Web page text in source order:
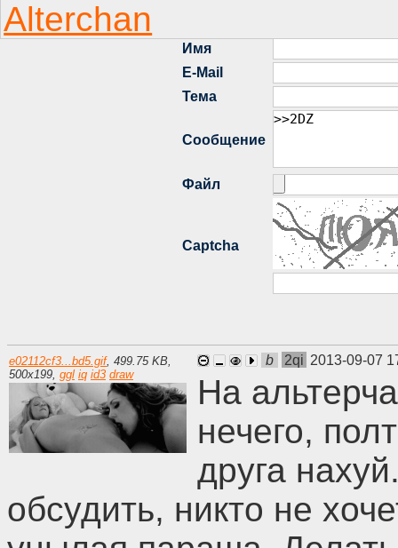
e02112cf3...bd5.gif, 499.75 KB,
500x199, ggl iq id3 draw
b 2qi 2013-09-07
На
нечего,
друга
обсудить, никто не